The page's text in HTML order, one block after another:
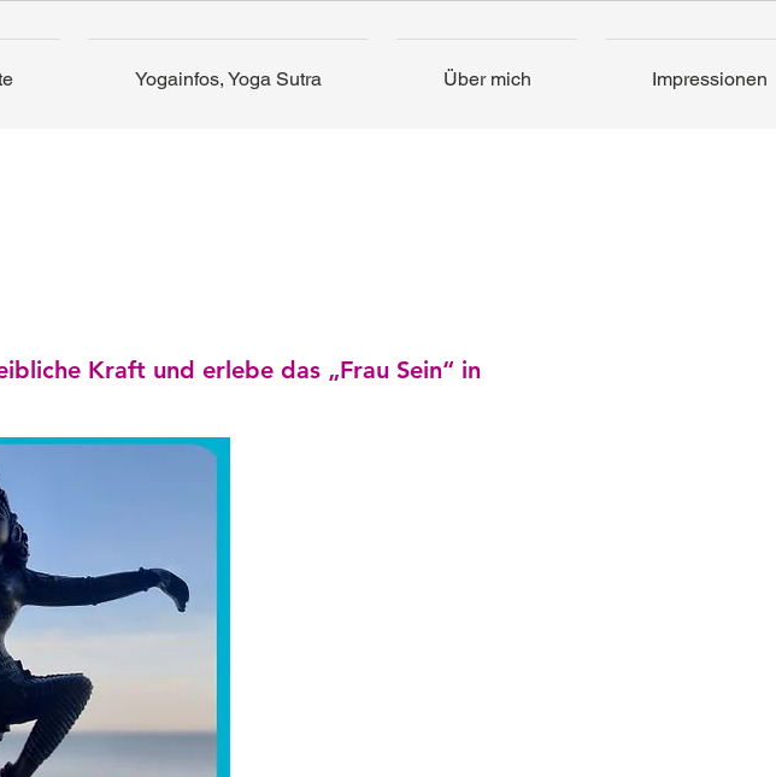
Yogainfos, Yoga Sutra Über mich Impressionen
Kraft und erlebe das „Frau Sein“ in